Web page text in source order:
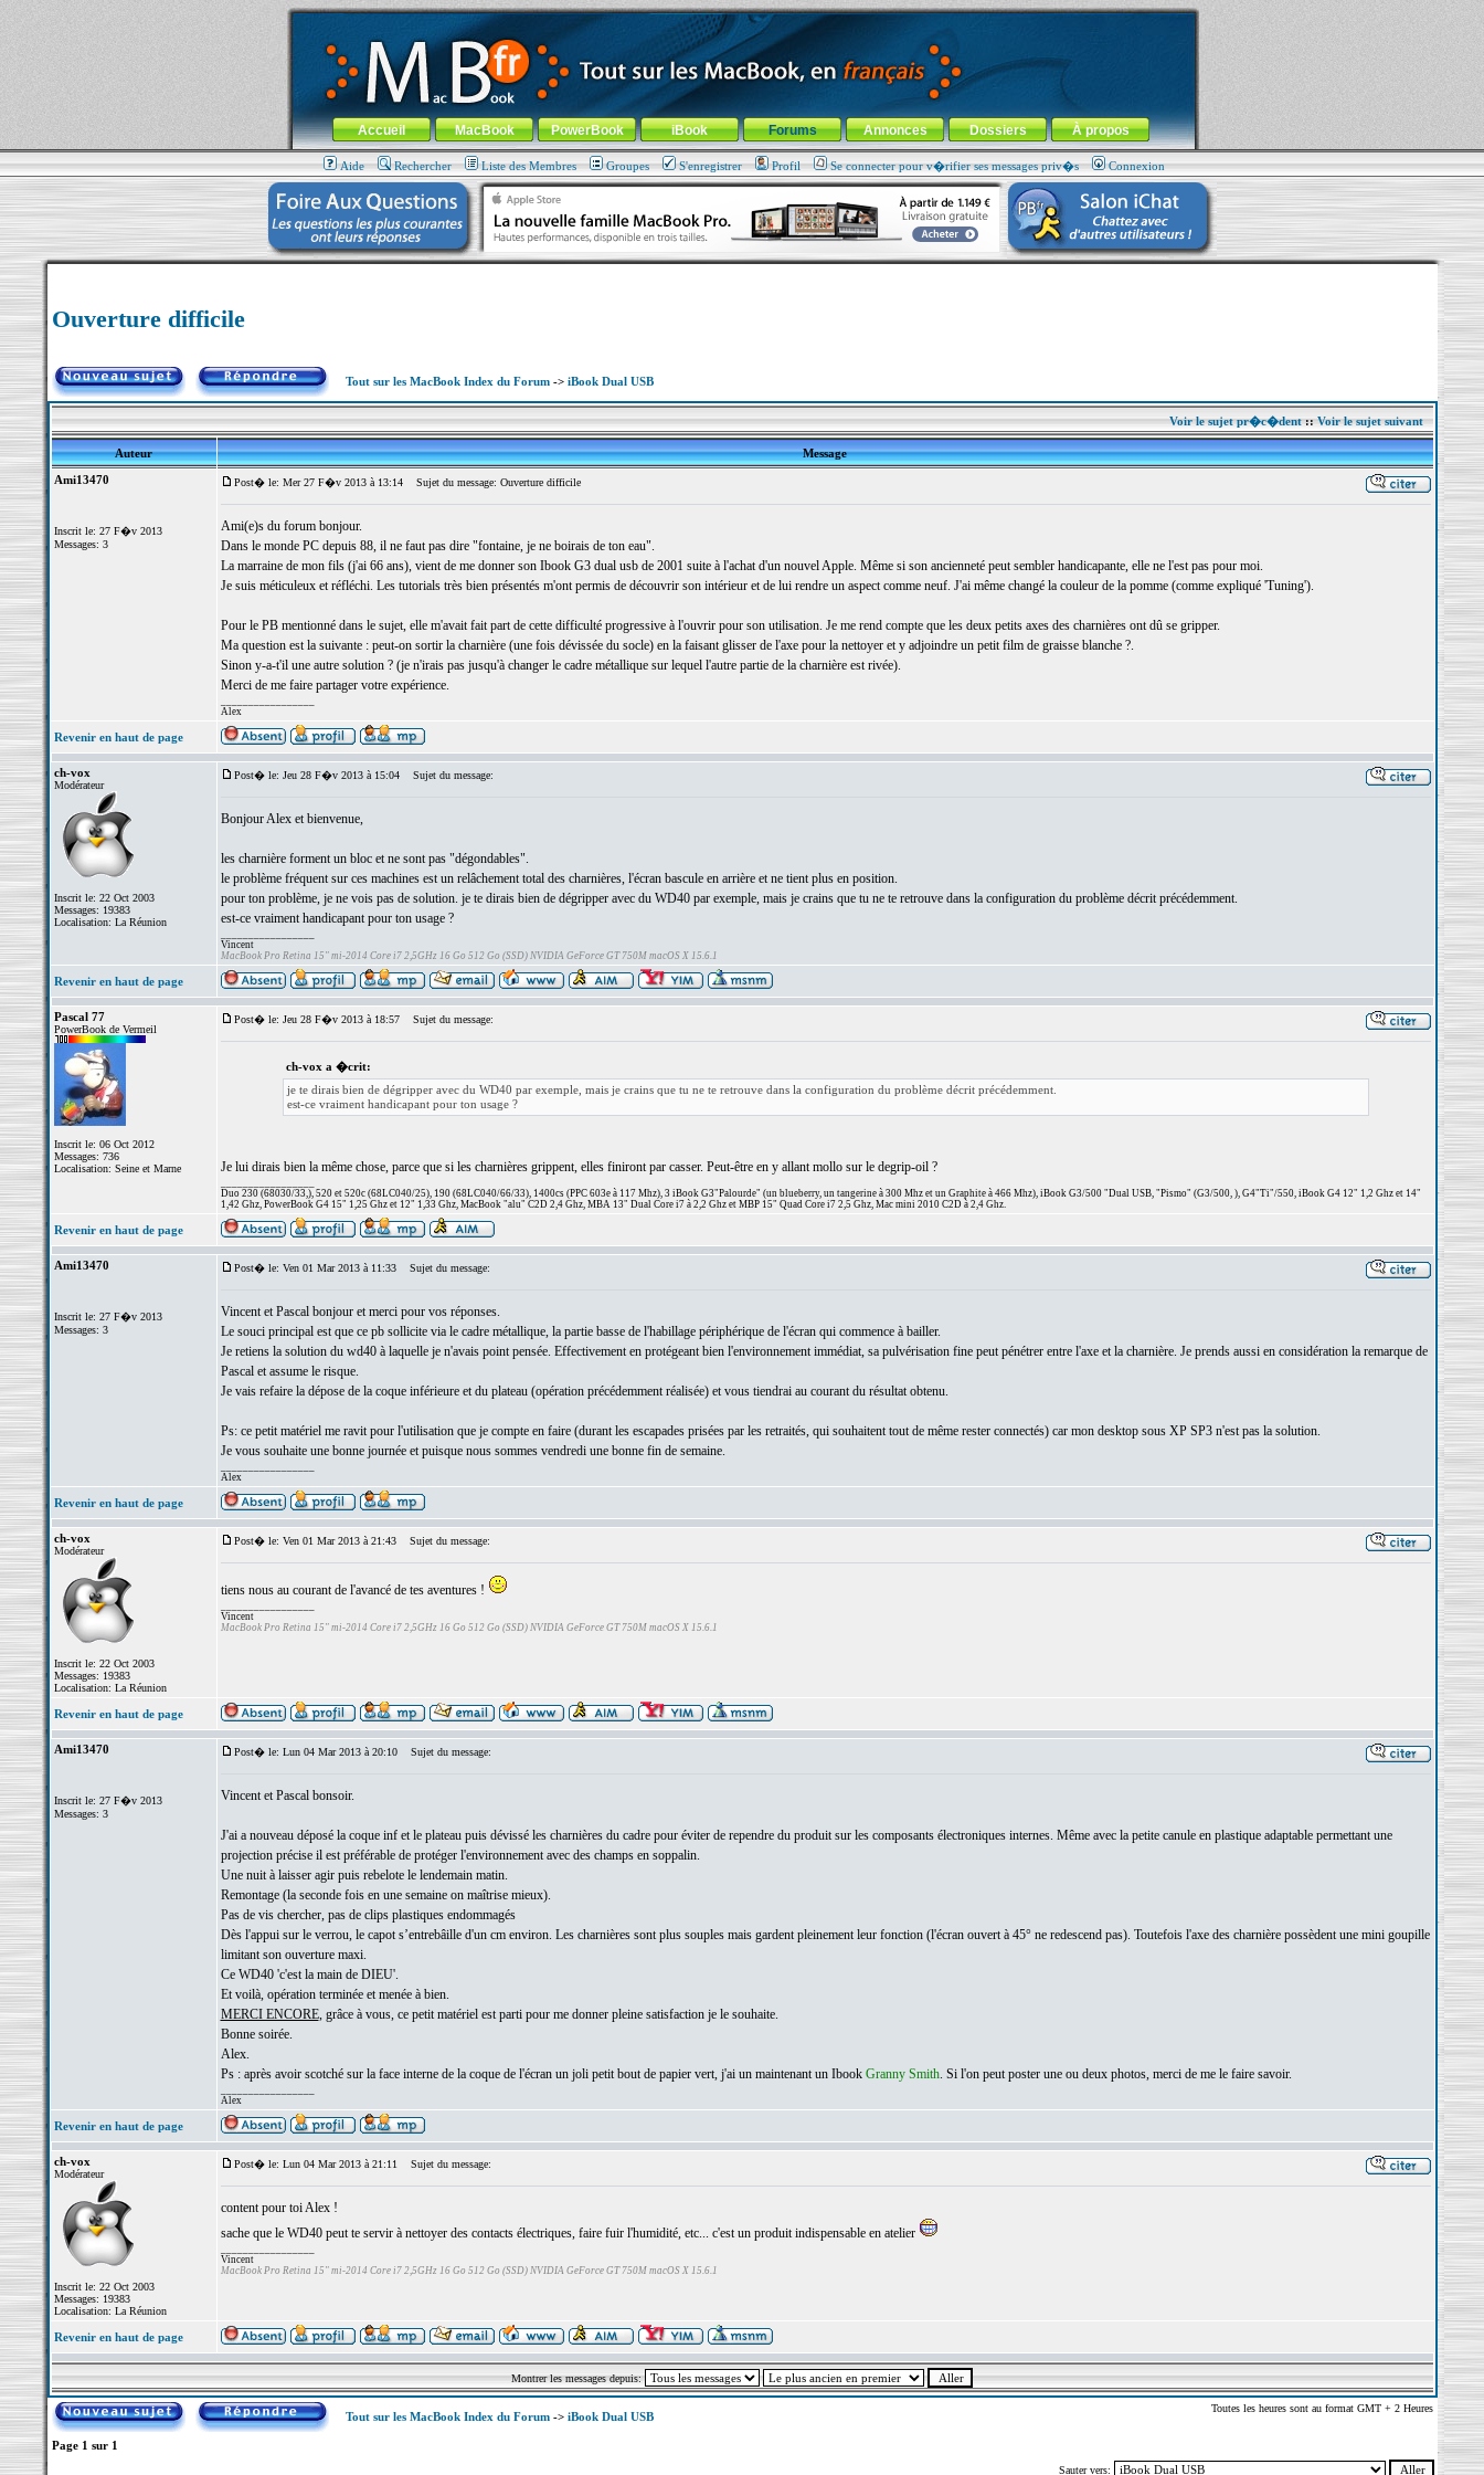
MacBook-fr.com : 100% Apple... 100% nomade !
Aller au contenu-Aller au menu général-Aller au menu de la rubrique
Menu général
Accueil MacBook PowerBook iBook Forums Annonces Dossiers À propos
Aide Rechercher Liste des Membres Groupes S'enregistrer Profil Se connecter pour v�rifier ses messages priv�s Connexion
Ouverture difficile
Tout sur les MacBook Index du Forum-> iBook Dual USB
Voir le sujet pr�c�dent::Voir le sujet suivant
Auteur
Message
Ami13470
Inscrit le: 27 F�v 2013
Messages: 3
Post� le: Mer 27 F�v 2013 à 13:14 Sujet du message: Ouverture difficile
Ami(e)s du forum bonjour.
Dans le monde PC depuis 88, il ne faut pas dire "fontaine, je ne boirais de ton eau".
La marraine de mon fils (j'ai 66 ans), vient de me donner son Ibook G3 dual usb de 2001 suite à l'achat d'un nouvel Apple. Même si son ancienneté peut sembler handicapante, elle ne l'est pas pour moi.
Je suis méticuleux et réfléchi. Les tutorials très bien présentés m'ont permis de découvrir son intérieur et de lui rendre un aspect comme neuf. J'ai même changé la couleur de la pomme (comme expliqué 'Tuning').
Pour le PB mentionné dans le sujet, elle m'avait fait part de cette difficulté progressive à l'ouvrir pour son utilisation. Je me rend compte que les deux petits axes des charnières ont dû se gripper.
Ma question est la suivante : peut-on sortir la charnière (une fois dévissée du socle) en la faisant glisser de l'axe pour la nettoyer et y adjoindre un petit film de graisse blanche ?.
Sinon y-a-t'il une autre solution ? (je n'irais pas jusqu'à changer le cadre métallique sur lequel l'autre partie de la charnière est rivée).
Merci de me faire partager votre expérience.
Alex
Revenir en haut de page
ch-vox
Modérateur
Inscrit le: 22 Oct 2003
Messages: 19383
Localisation: La Réunion
Post� le: Jeu 28 F�v 2013 à 15:04 Sujet du message:
Bonjour Alex et bienvenue,
les charnière forment un bloc et ne sont pas "dégondables".
le problème fréquent sur ces machines est un relâchement total des charnières, l'écran bascule en arrière et ne tient plus en position.
pour ton problème, je ne vois pas de solution. je te dirais bien de dégripper avec du WD40 par exemple, mais je crains que tu ne te retrouve dans la configuration du problème décrit précédemment.
est-ce vraiment handicapant pour ton usage ?
Vincent
MacBook Pro Retina 15" mi-2014 Core i7 2,5GHz 16 Go 512 Go (SSD) NVIDIA GeForce GT 750M macOS X 15.6.1
Revenir en haut de page
Pascal 77
PowerBook de Vermeil
Inscrit le: 06 Oct 2012
Messages: 736
Localisation: Seine et Marne
Post� le: Jeu 28 F�v 2013 à 18:57 Sujet du message:
ch-vox a �crit:
je te dirais bien de dégripper avec du WD40 par exemple, mais je crains que tu ne te retrouve dans la configuration du problème décrit précédemment.
est-ce vraiment handicapant pour ton usage ?
Je lui dirais bien la même chose, parce que si les charnières grippent, elles finiront par casser. Peut-être en y allant mollo sur le degrip-oil ?
Duo 230 (68030/33,), 520 et 520c (68LC040/25), 190 (68LC040/66/33), 1400cs (PPC 603e à 117 Mhz), 3 iBook G3"Palourde" (un blueberry, un tangerine à 300 Mhz et un Graphite à 466 Mhz), iBook G3/500 "Dual USB, "Pismo" (G3/500, ), G4"Ti"/550, iBook G4 12" 1,2 Ghz et 14"
1,42 Ghz, PowerBook G4 15" 1,25 Ghz et 12" 1,33 Ghz, MacBook "alu" C2D 2,4 Ghz, MBA 13" Dual Core i7 à 2,2 Ghz et MBP 15" Quad Core i7 2,5 Ghz, Mac mini 2010 C2D à 2,4 Ghz.
Revenir en haut de page
Ami13470
Inscrit le: 27 F�v 2013
Messages: 3
Post� le: Ven 01 Mar 2013 à 11:33 Sujet du message:
Vincent et Pascal bonjour et merci pour vos réponses.
Le souci principal est que ce pb sollicite via le cadre métallique, la partie basse de l'habillage périphérique de l'écran qui commence à bailler.
Je retiens la solution du wd40 à laquelle je n'avais point pensée. Effectivement en protégeant bien l'environnement immédiat, sa pulvérisation fine peut pénétrer entre l'axe et la charnière. Je prends aussi en considération la remarque de
Pascal et assume le risque.
Je vais refaire la dépose de la coque inférieure et du plateau (opération précédemment réalisée) et vous tiendrai au courant du résultat obtenu.
Ps: ce petit matériel me ravit pour l'utilisation que je compte en faire (durant les escapades prisées par les retraités, qui souhaitent tout de même rester connectés) car mon desktop sous XP SP3 n'est pas la solution.
Je vous souhaite une bonne journée et puisque nous sommes vendredi une bonne fin de semaine.
Alex
Revenir en haut de page
ch-vox
Modérateur
Inscrit le: 22 Oct 2003
Messages: 19383
Localisation: La Réunion
Post� le: Ven 01 Mar 2013 à 21:43 Sujet du message:
tiens nous au courant de l'avancé de tes aventures !
Vincent
MacBook Pro Retina 15" mi-2014 Core i7 2,5GHz 16 Go 512 Go (SSD) NVIDIA GeForce GT 750M macOS X 15.6.1
Revenir en haut de page
Ami13470
Inscrit le: 27 F�v 2013
Messages: 3
Post� le: Lun 04 Mar 2013 à 20:10 Sujet du message:
Vincent et Pascal bonsoir.
J'ai a nouveau déposé la coque inf et le plateau puis dévissé les charnières du cadre pour éviter de rependre du produit sur les composants électroniques internes. Même avec la petite canule en plastique adaptable permettant une
projection précise il est préférable de protéger l'environnement avec des champs en soppalin.
Une nuit à laisser agir puis rebelote le lendemain matin.
Remontage (la seconde fois en une semaine on maîtrise mieux).
Pas de vis chercher, pas de clips plastiques endommagés
Dès l'appui sur le verrou, le capot s’entrebâille d'un cm environ. Les charnières sont plus souples mais gardent pleinement leur fonction (l'écran ouvert à 45° ne redescend pas). Toutefois l'axe des charnière possèdent une mini goupille
limitant son ouverture maxi.
Ce WD40 'c'est la main de DIEU'.
Et voilà, opération terminée et menée à bien.
MERCI ENCORE, grâce à vous, ce petit matériel est parti pour me donner pleine satisfaction je le souhaite.
Bonne soirée.
Alex.
Ps : après avoir scotché sur la face interne de la coque de l'écran un joli petit bout de papier vert, j'ai un maintenant un Ibook Granny Smith. Si l'on peut poster une ou deux photos, merci de me le faire savoir.
Alex
Revenir en haut de page
ch-vox
Modérateur
Inscrit le: 22 Oct 2003
Messages: 19383
Localisation: La Réunion
Post� le: Lun 04 Mar 2013 à 21:11 Sujet du message:
content pour toi Alex !
sache que le WD40 peut te servir à nettoyer des contacts électriques, faire fuir l'humidité, etc... c'est un produit indispensable en atelier
Vincent
MacBook Pro Retina 15" mi-2014 Core i7 2,5GHz 16 Go 512 Go (SSD) NVIDIA GeForce GT 750M macOS X 15.6.1
Revenir en haut de page
Montrer les messages depuis:
Tout sur les MacBook Index du Forum-> iBook Dual USB
Toutes les heures sont au format GMT + 2 Heures
Page 1 sur 1
Sauter vers: